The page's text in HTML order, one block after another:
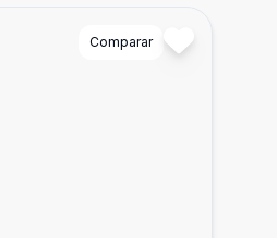
Comparar